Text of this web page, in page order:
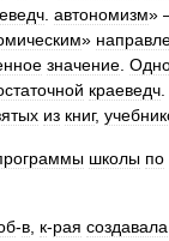
автономизм»
»
значение
краеведч
из книг,
школы по
-в к-рая создавала